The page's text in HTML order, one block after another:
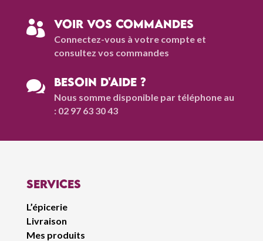
 Voir vos commandes
Connectez-vous à votre compte et
consultez vos commandes
 Besoin d'aide ?
Nous somme disponible par téléphone au
: 02 97 63 30 43
Services
L’épicerie
Livraison
Mes produits